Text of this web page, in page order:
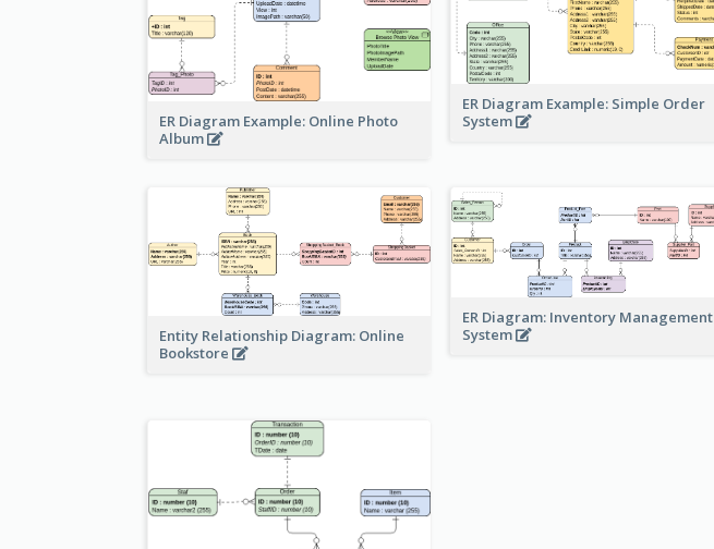
ER Diagram Example: Online Photo
Album
ER Diagram Example: Simple Order
System
Entity Relationship Diagram: Online
Bookstore
ER Diagram: Inventory Management
System